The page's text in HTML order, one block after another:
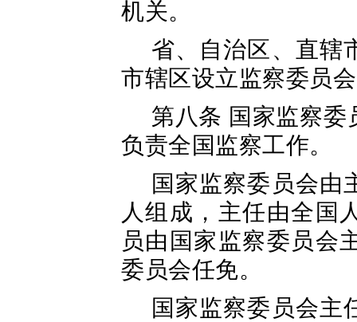
机关。
省、自治区、直辖
市辖区设立监察委员
第八条 国家监察
负责全国监察工作。
国家监察委员会由
人组成，主任由全国
员由国家监察委员会
委员会任免。
国家监察委员会主